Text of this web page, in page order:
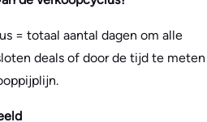
= totaal aantal dagen om alle
deals of door de tijd te meten